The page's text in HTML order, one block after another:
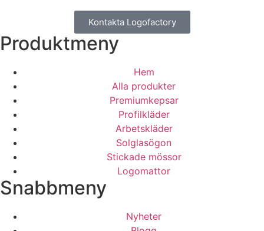
Kontakta Logofactory
Produktmeny
Hem
Alla produkter
Premiumkepsar
Profilkläder
Arbetskläder
Solglasögon
Stickade mössor
Logomattor
Snabbmeny
Nyheter